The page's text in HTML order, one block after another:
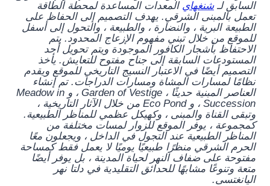
السابق لـشنغهاي المعدات المساعدة لمحطة الطاقة
تعمل بالمبنى الشرقي. يهدف التصميم إلى الحفاظ على
الطبيعة البرية ، والنضارة ، والطبيعة ، والتحول إلى أسفل
للموقع من خلال تبني مفهوم الإزعاج المحدود. يتم
الاحتفاظ بأشجار الكافور الموجودة ويتم تحويل أحد
المستودعات السابقة إلى جناح مفتوح للتعايش. يأخذ
التصميم أيضًا في الاعتبار النسيج التاريخي للموقع ويقدم
نظامًا لمسارات المشاة ومسارات الدراجات. تم إنشاء
العناصر المبنية حديثًا ، Garden of Vestige ، و Meadow in
Succession ، و Eco Pond من خلال الآثار التاريخية ،
وتبقى القناة والمبنى ، وكهيكل عظمي للمناظر الطبيعية.
كمجموعة ، يوفر الموقع للزوار لمسات مختلفة من
المناظر الطبيعية عند التجول في الداخل ، ويجعلون معًا
الحرم الشرقي منظرًا طبيعيًا يوميًا لا يعمل فقط كمساحة
مفتوحة على ضفاف النهر لحياة المدينة ، بل يوفر أيضًا
متعة وتنوعًا مشابهًا للحدائق التقليدية في دلتا نهر
اليانغتسى.